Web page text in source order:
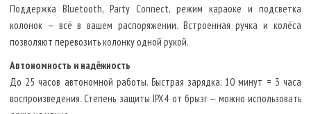
Поддержка Bluetooth, Party Connect, режим караоке и подсветка
колонок — всё в вашем распоряжении. Встроенная ручка и колёса
позволяют перевозить колонку одной рукой.
Автономность и надёжность
До 25 часов автономной работы. Быстрая зарядка: 10 минут = 3 часа
воспроизведения. Степень защиты IPX4 от брызг — можно использовать